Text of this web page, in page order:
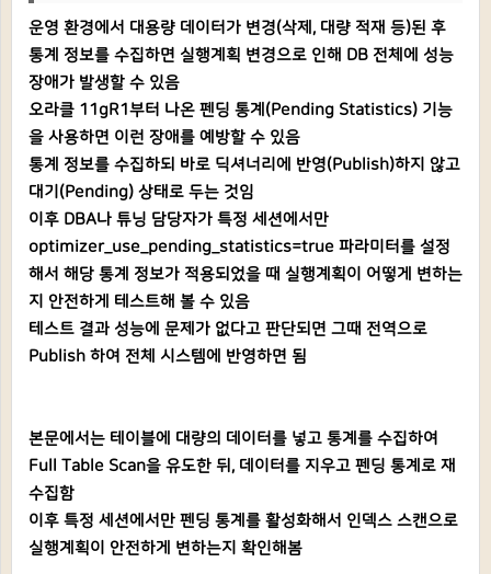
운영 환경에서 대용량 데이터가 변경(삭제, 대량 적재 등)된 후
통계 정보를 수집하면 실행계획 변경으로 인해 DB 전체에 성능
장애가 발생할 수 있음
오라클 11gR1부터 나온 펜딩 통계(Pending Statistics) 기능
을 사용하면 이런 장애를 예방할 수 있음
통계 정보를 수집하되 바로 딕셔너리에 반영(Publish)하지 않고
대기(Pending) 상태로 두는 것임
이후 DBA나 튜닝 담당자가 특정 세션에서만
optimizer_use_pending_statistics=true 파라미터를 설정
해서 해당 통계 정보가 적용되었을 때 실행계획이 어떻게 변하는
지 안전하게 테스트해 볼 수 있음
테스트 결과 성능에 문제가 없다고 판단되면 그때 전역으로
Publish 하여 전체 시스템에 반영하면 됨
본문에서는 테이블에 대량의 데이터를 넣고 통계를 수집하여
Full Table Scan을 유도한 뒤, 데이터를 지우고 펜딩 통계로 재
수집함
이후 특정 세션에서만 펜딩 통계를 활성화해서 인덱스 스캔으로
실행계획이 안전하게 변하는지 확인해봄